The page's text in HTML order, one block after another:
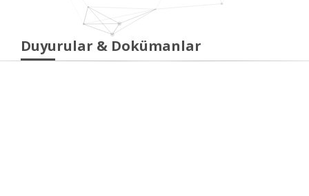
Duyurular & Dokümanlar